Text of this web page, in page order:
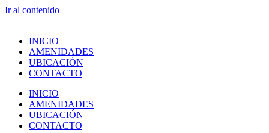
Ir al contenido
INICIO
AMENIDADES
UBICACIÓN
CONTACTO
INICIO
AMENIDADES
UBICACIÓN
CONTACTO